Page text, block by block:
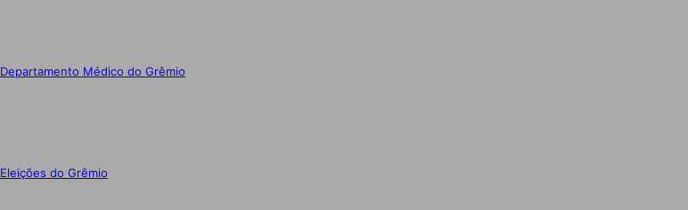
Departamento Médico do Grêmio
Eleições do Grêmio